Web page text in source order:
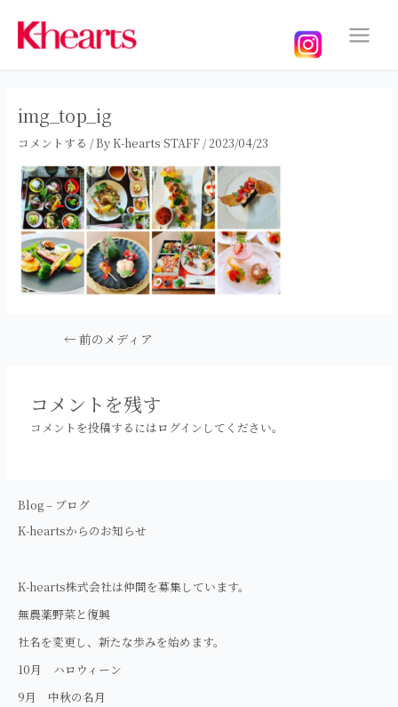
Main
img_top_ig
コメントする / ByK-hearts STAFF /2023/04/23
ゲ
ー
← 前のメディア
コメントを残す
コメントを投稿するにはログインしてください。
Blog – ブログ
K-heartsからのお知らせ
K-hearts株式会社は仲間を募集しています。
無農薬野菜と復興
社名を変更し、新たな歩みを始めます。
10月 ハロウィーン
9月 中秋の名月